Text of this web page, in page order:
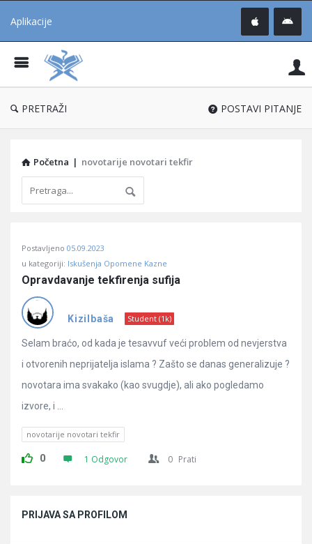
Aplikacije
®
PRETRAŽI POSTAVI PITANJE
Početna | novotarije novotari tekfir
Učene
Latest
Pitanja
Postavljeno 05.09.2023
u kategoriji: Iskušenja Opomene Kazne
Opravdavanje tekfirenja sufija
Kizilbaša Student (1k)
Selam braćo, od kada je tesavvuf veći problem od nevjerstva
i otvorenih neprijatelja islama ? Zašto se danas generalizuje ?
novotara ima svakako (kao svugdje), ali ako pogledamo
izvore, i ...
novotarije novotari tekfir
0 1 Odgovor 0 Prati
PRIJAVA SA PROFILOM